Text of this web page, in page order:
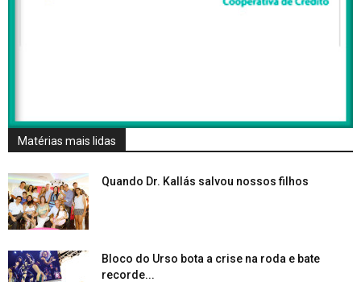
Matérias mais lidas
Quando Dr. Kallás salvou nossos filhos
Bloco do Urso bota a crise na roda e bate
recorde...